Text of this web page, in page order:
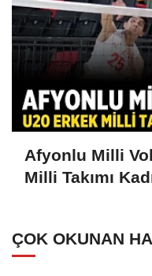
Afyonlu Milli
Milli Takımı
ÇOK OKUNAN